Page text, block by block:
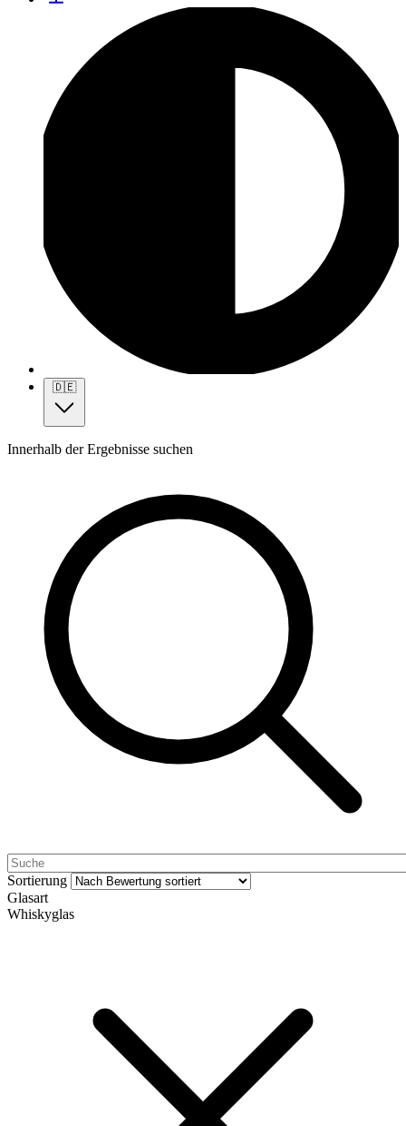
🇩🇪
Innerhalb der Ergebnisse suchen
Sortierung
Glasart
Whiskyglas